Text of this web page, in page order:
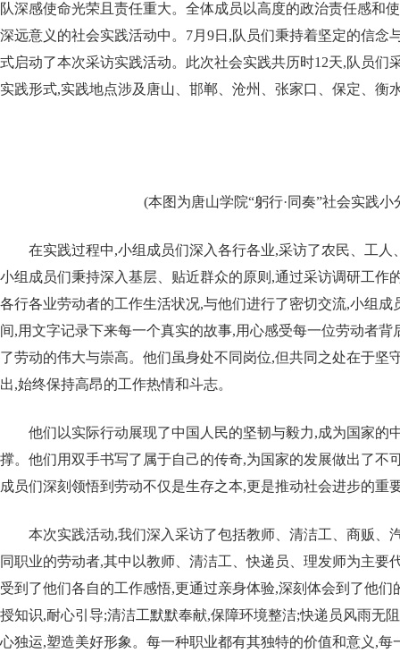
队深感使命光荣且责任重大。全体成员以高度的政治责任感和
深远意义的社会实践活动中。7月9日,队员们秉持着坚定的信念
式启动了本次采访实践活动。此次社会实践共历时12天,队员们
实践形式,实践地点涉及唐山、邯郸、沧州、张家口、保定、衡
(本图为唐山学院“躬行·同奏”社会实践小
在实践过程中,小组成员们深入各行各业,采访了农民、工人
小组成员们秉持深入基层、贴近群众的原则,通过采访调研工作
各行各业劳动者的工作生活状况,与他们进行了密切交流,小组成
间,用文字记录下来每一个真实的故事,用心感受每一位劳动者背
了劳动的伟大与崇高。他们虽身处不同岗位,但共同之处在于坚
出,始终保持高昂的工作热情和斗志。
他们以实际行动展现了中国人民的坚韧与毅力,成为国家的
撑。他们用双手书写了属于自己的传奇,为国家的发展做出了不
成员们深刻领悟到劳动不仅是生存之本,更是推动社会进步的重
本次实践活动,我们深入采访了包括教师、清洁工、商贩、
同职业的劳动者,其中以教师、清洁工、快递员、理发师为主要
受到了他们各自的工作感悟,更通过亲身体验,深刻体会到了他们
授知识,耐心引导;清洁工默默奉献,保障环境整洁;快递员风雨无
心独运,塑造美好形象。每一种职业都有其独特的价值和意义,每